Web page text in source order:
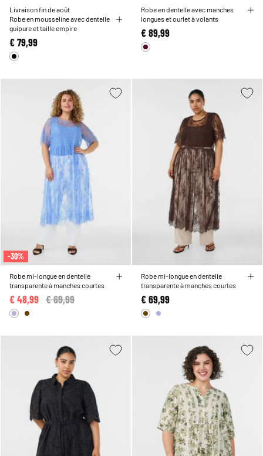
Livraison fin de août
Robe en mousseline avec dentelle
guipure et taille empire
€ 79,99
Robe en dentelle avec manches
longues et ourlet à volants
€ 89,99
-30%
Robe mi-longue en dentelle
transparente à manches courtes
Price reduced from
€ 69,99
€ 48,99
Robe mi-longue en dentelle
transparente à manches courtes
€ 69,99